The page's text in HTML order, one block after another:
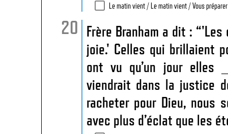
Le matin vient / Le matin vient / Vous préparer
Frère Branham a dit :
joie.' Celles qui brillaient
ont vu qu’un jour elles
viendrait dans la justice
racheter pour Dieu, nous
avec plus d’éclat que les